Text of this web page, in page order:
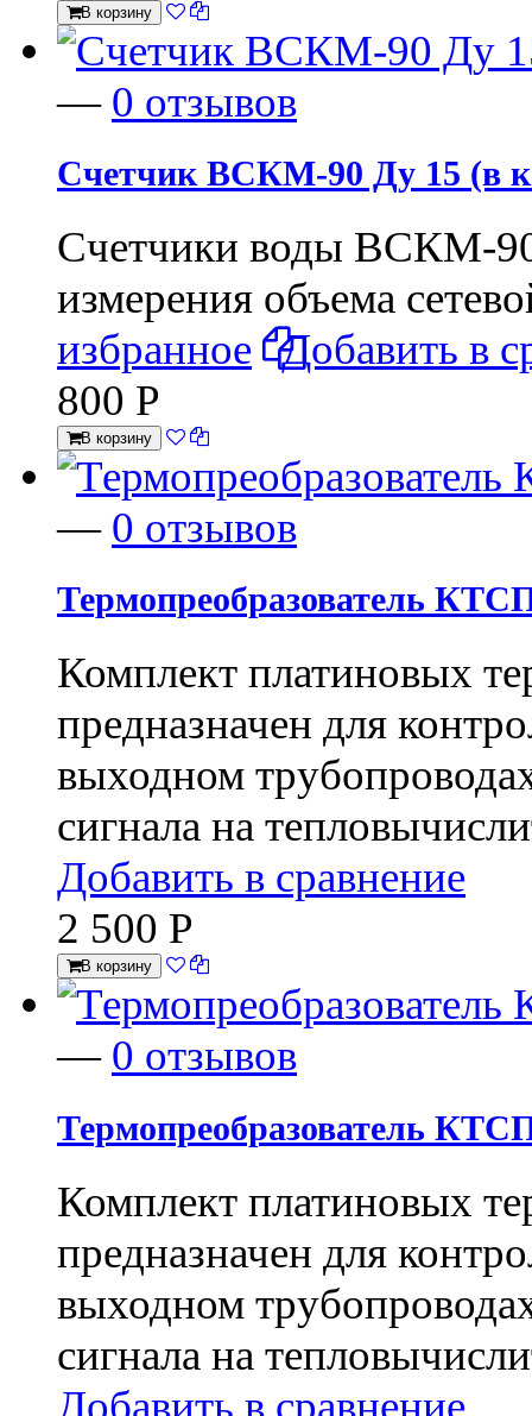
В корзину
— 0 отзывов
Счетчик ВСКМ-90 Ду 15 (в
​Счетчики воды ВСКМ-
измерения объема
избранное
Добавить в
800 Р
В корзину
— 0 отзывов
Термопреобразователь
​Комплект платиновых
предназначен для
выходном
сигнала на
Добавить в сравнение
2 500 Р
В корзину
— 0 отзывов
Термопреобразователь
​Комплект платиновых
предназначен для
выходном
сигнала на
Добавить в сравнение